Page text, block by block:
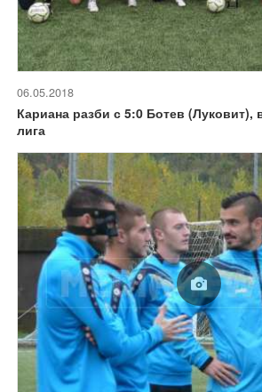
06.05.2018
Кариана разби с 5:0 Ботев (Луковит),
лига